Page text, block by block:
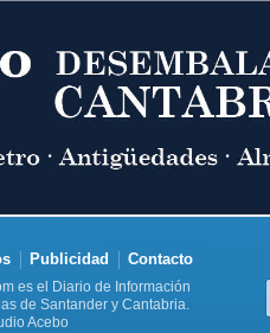
Publicidad Contacto
es el Diario de Información
de Santander y Cantabria.
Acebo